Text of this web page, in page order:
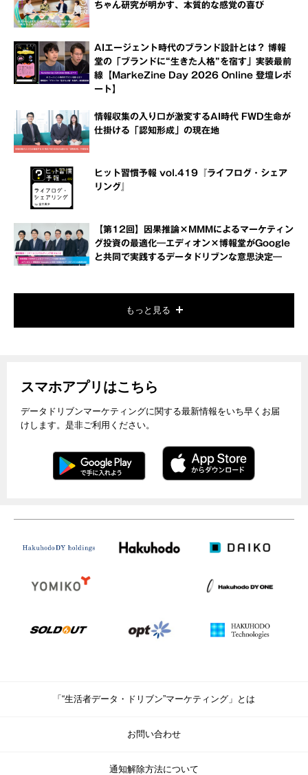
ちゃん研究が明かす、本質的な感覚の喜び
AIエージェント時代のブランド設計とは？ 博報
堂の「ブランドに“生きた人格”を宿す」実装最前
線【MarkeZine Day 2026 Online 登壇レポ
ート】
情報収集の入り口が激変するAI時代 FWD生命が
仕掛ける「認知形成」の現在地
ヒット習慣予報 vol.419『ライフログ・シェア
リング』
【第12回】因果推論×MMMによるマーケティン
グ投資の最適化―エディオン×博報堂がGoogle
と共同で実践するデータドリブンな意思決定―
もっと見る
スマホアプリはこちら
データドリブンマーケティングに関する最新情報をいち早くお届
けします。是非ご利用ください。
「“生活者データ・ドリブン”マーケティング」とは
お問い合わせ
通知解除方法について